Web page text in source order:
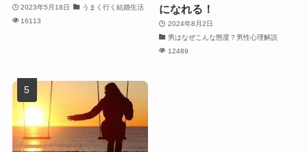
2023年5月18日
うまく行く結婚生活
16113
になれる！
2024年8月2日
男はなぜこんな態度？男性心理解説
12489